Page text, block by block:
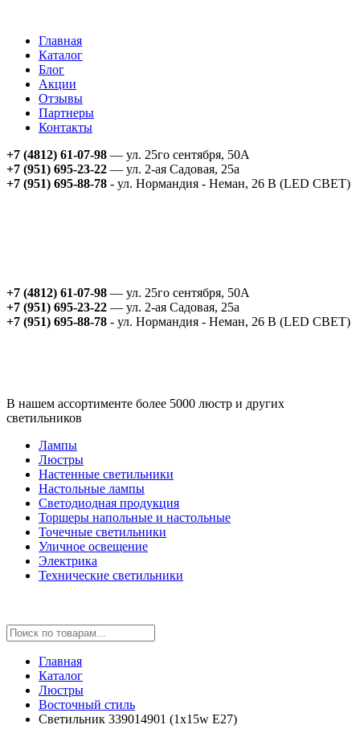
Главная
Каталог
Блог
Акции
Отзывы
Партнеры
Контакты
+7 (4812) 61-07-98 — ул. 25го сентября, 50А
+7 (951) 695-23-22 — ул. 2-ая Садовая, 25а
+7 (951) 695-88-78 - ул. Нормандия - Неман, 26 В (LED СВЕТ)
+7 (4812) 61-07-98 — ул. 25го сентября, 50А
+7 (951) 695-23-22 — ул. 2-ая Садовая, 25а
+7 (951) 695-88-78 - ул. Нормандия - Неман, 26 В (LED СВЕТ)
В нашем ассортименте более 5000 люстр и других
светильников
Лампы
Люстры
Настенные светильники
Настольные лампы
Светодиодная продукция
Торшеры напольные и настольные
Точечные светильники
Уличное освещение
Электрика
Технические светильники
Главная
Каталог
Люстры
Восточный стиль
Светильник 339014901 (1x15w E27)